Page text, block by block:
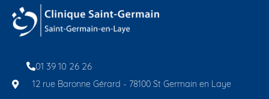
01 39 10 26 26
12 rue Baronne Gérard - 78100 St Germain en Laye